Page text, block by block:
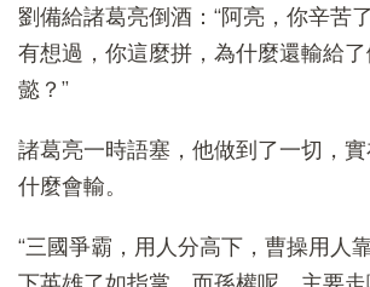
劉備給諸葛亮倒酒：“阿亮，你辛苦
有想過，你這麼拼，為什麼還輸給
懿？”
諸葛亮一時語塞，他做到了一切，
什麼會輸。
“三國爭霸，用人分高下，曹操用人